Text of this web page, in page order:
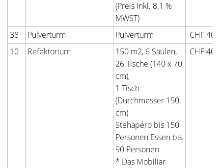
(Preis inkl. 8.1 %
MWST)
38 Pulverturm Pulverturm
CHF
10
Refektorium
150 m2, 6 Säulen,
26 Tische (140 x 70
cm),
1 Tisch
(Durchmesser 150
cm)
Stehapéro bis 150
Personen Essen bis
90 Personen
* Das Mobiliar
CHF